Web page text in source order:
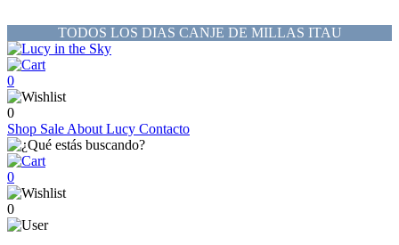
TODOS LOS DIAS CANJE DE MILLAS ITAU
0
0
Shop Sale About Lucy Contacto
0
0